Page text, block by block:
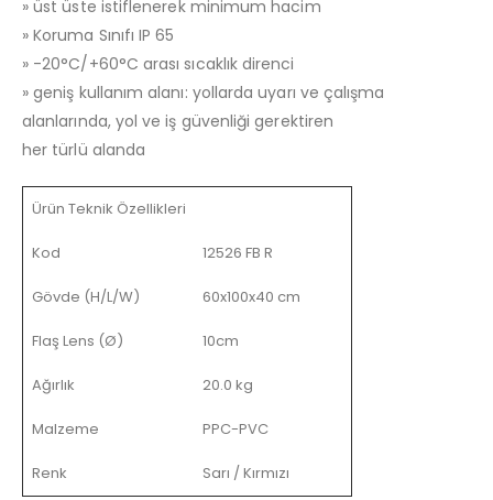
» üst üste istiflenerek minimum hacim
» Koruma Sınıfı IP 65
» -20°C/+60°C arası sıcaklık direnci
» geniş kullanım alanı: yollarda uyarı ve çalışma
alanlarında, yol ve iş güvenliği gerektiren
her türlü alanda
Ürün Teknik Özellikleri
Kod 12526 FB R
Gövde (H/L/W) 60x100x40 cm
Flaş Lens (Ø) 10cm
Ağırlık 20.0 kg
Malzeme PPC-PVC
Renk Sarı / Kırmızı